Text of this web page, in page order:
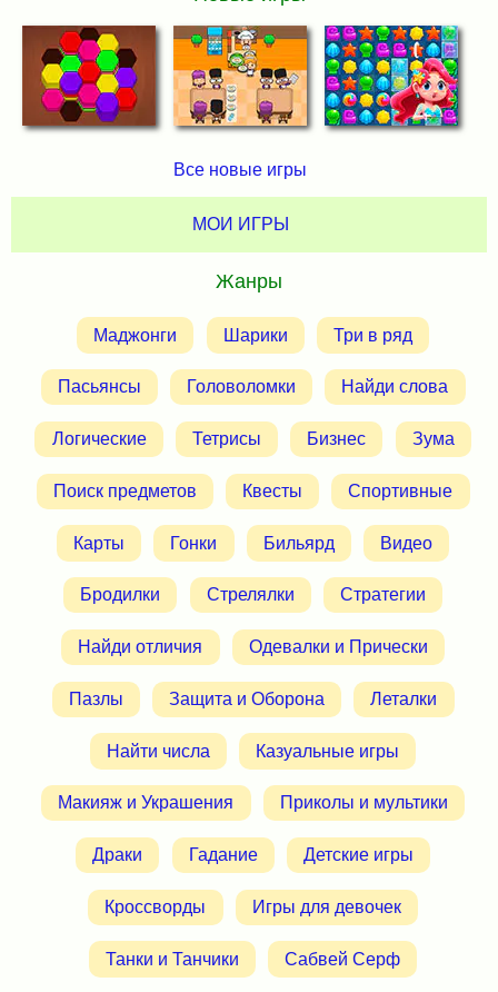
Все новые игры
МОИ ИГРЫ
Жанры
Маджонги Шарики Три в ряд
Пасьянсы Головоломки Найди слова
Логические Тетрисы Бизнес Зума
Поиск предметов Квесты Спортивные
Карты Гонки Бильярд Видео
Бродилки Стрелялки Стратегии
Найди отличия Одевалки и Прически
Пазлы Защита и Оборона Леталки
Найти числа Казуальные игры
Макияж и Украшения Приколы и мультики
Драки Гадание Детские игры
Кроссворды Игры для девочек
Танки и Танчики Сабвей Серф